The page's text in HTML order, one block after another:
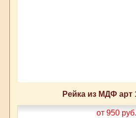
Рейка из МДФ арт
от 950 руб.